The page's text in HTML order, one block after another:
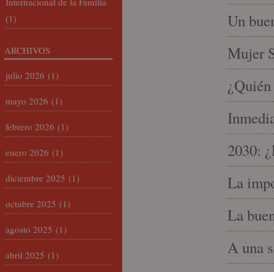
Un
Mujer
2030:
La
La
A una
(1)
ARCHIVOS
julio 2026 (1)
mayo 2026 (1)
febrero 2026 (1)
enero 2026 (1)
diciembre 2025 (1)
octubre 2025 (1)
agosto 2025 (1)
abril 2025 (1)